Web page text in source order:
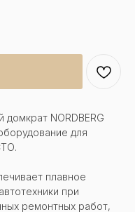
NORDBERG
для
плавное
при
ремонтных работ,